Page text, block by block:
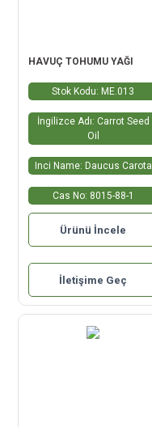
HAVUÇ TOHUMU YAĞI
Stok Kodu: ME.013
İngilizce Adı: Carrot Seed
Oil
Inci Name: Daucus Carota
Cas No: 8015-88-1
Ürünü İncele
İletişime Geç